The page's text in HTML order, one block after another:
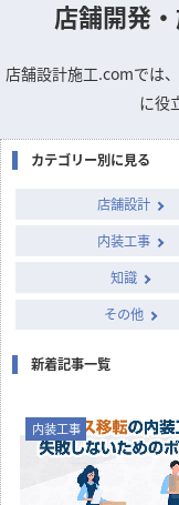
店舗開発
店舗設計施工.comでは
に役
カテゴリー別に見る
店舗設計
内装工事
知識
その他
新着記事一覧
内装工事